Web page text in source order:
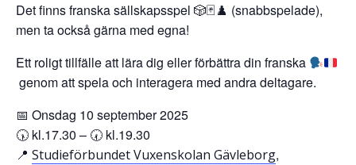
Det finns franska sällskapsspel 🎲🃏♟️ (snabbspelade),
men ta också gärna med egna!
Ett roligt tillfälle att lära dig eller förbättra din franska
genom att spela och interagera med andra deltagare.
📅 Onsdag 10 september 2025
🕠 kl.17.30 – 🕢 kl.19.30
📍 Studieförbundet Vuxenskolan Gävleborg,